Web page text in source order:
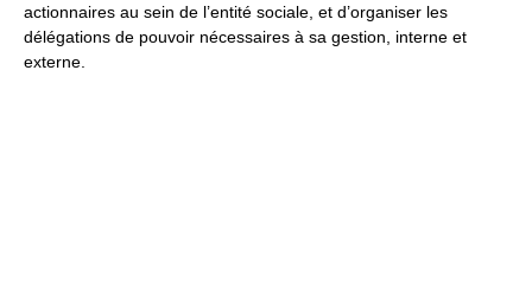
actionnaires au sein de l’entité sociale, et d’organiser les
délégations de pouvoir nécessaires à sa gestion, interne et
externe.